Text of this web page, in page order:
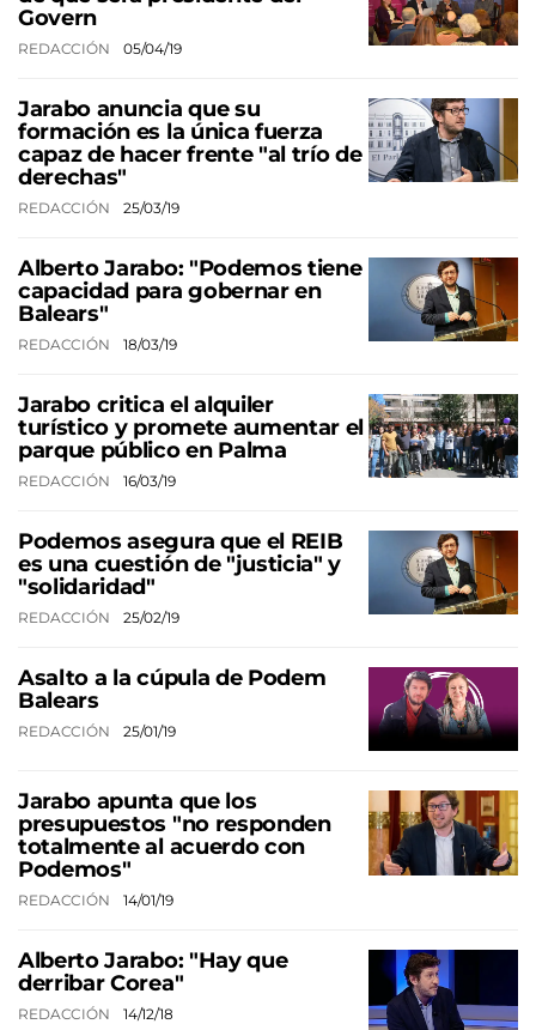
Govern
REDACCIÓN 05/04/19
Jarabo anuncia que su
formación es la única fuerza
capaz de hacer frente "al trío de
derechas"
REDACCIÓN 25/03/19
Alberto Jarabo: "Podemos tiene
capacidad para gobernar en
Balears"
REDACCIÓN 18/03/19
Jarabo critica el alquiler
turístico y promete aumentar el
parque público en Palma
REDACCIÓN 16/03/19
Podemos asegura que el REIB
es una cuestión de "justicia" y
"solidaridad"
REDACCIÓN 25/02/19
Asalto a la cúpula de Podem
Balears
REDACCIÓN 25/01/19
Jarabo apunta que los
presupuestos "no responden
totalmente al acuerdo con
Podemos"
REDACCIÓN 14/01/19
Alberto Jarabo: "Hay que
derribar Corea"
REDACCIÓN 14/12/18